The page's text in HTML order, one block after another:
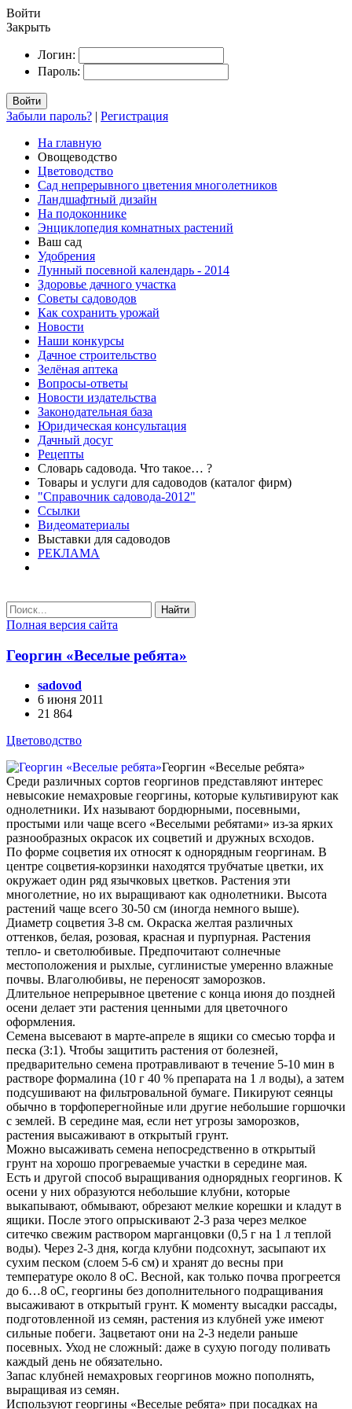
Войти
Закрыть
Логин:
Пароль:
Войти
Забыли пароль? | Регистрация
На главную
Овощеводство
Цветоводство
Сад непрерывного цветения многолетников
Ландшафтный дизайн
На подоконнике
Энциклопедия комнатных растений
Ваш сад
Удобрения
Лунный посевной календарь - 2014
Здоровье дачного участка
Советы садоводов
Как сохранить урожай
Новости
Наши конкурсы
Дачное строительство
Зелёная аптека
Вопросы-ответы
Новости издательства
Законодательная база
Юридическая консультация
Дачный досуг
Рецепты
Словарь садовода. Что такое… ?
Товары и услуги для садоводов (каталог фирм)
"Справочник садовода-2012"
Ссылки
Видеоматериалы
Выставки для садоводов
РЕКЛАМА
Найти
Полная версия сайта
Георгин «Веселые ребята»
sadovod
6 июня 2011
21 864
Цветоводство
Георгин «Веселые ребята»
Среди различных сортов георгинов представляют интерес
невысокие немахровые георгины, которые культивируют как
однолетники. Их называют бордюрными, посевными,
простыми или чаще всего «Веселыми ребятами» из-за ярких
разнообразных окрасок их соцветий и дружных всходов.
По форме соцветия их относят к однорядным георгинам. В
центре соцветия-корзинки находятся трубчатые цветки, их
окружает один ряд язычковых цветков. Растения эти
многолетние, но их выращивают как однолетники. Высота
растений чаще всего 30-50 см (иногда немного выше).
Диаметр соцветия 3-8 см. Окраска желтая различных
оттенков, белая, розовая, красная и пурпурная. Растения
тепло- и светолюбивые. Предпочитают солнечные
местоположения и рыхлые, суглинистые умеренно влажные
почвы. Влаголюбивы, не переносят заморозков.
Длительное непрерывное цветение с конца июня до поздней
осени делает эти растения ценными для цветочного
оформления.
Семена высевают в марте-апреле в ящики со смесью торфа и
песка (3:1). Чтобы защитить растения от болезней,
предварительно семена протравливают в течение 5-10 мин в
растворе формалина (10 г 40 % препарата на 1 л воды), а затем
подсушивают на фильтровальной бумаге. Пикируют сеянцы
обычно в торфоперегнойные или другие небольшие горшочки
с землей. В середине мая, если нет угрозы заморозков,
растения высаживают в открытый грунт.
Можно высаживать семена непосредственно в открытый
грунт на хорошо прогреваемые участки в середине мая.
Есть и другой способ выращивания однорядных георгинов. К
осени у них образуются небольшие клубни, которые
выкапывают, обмывают, обрезают мелкие корешки и кладут в
ящики. После этого опрыскивают 2-3 раза через мелкое
ситечко свежим раствором марганцовки (0,5 г на 1 л теплой
воды). Через 2-3 дня, когда клубни подсохнут, засыпают их
сухим песком (слоем 5-6 см) и хранят до весны при
температуре около 8 оС. Весной, как только почва прогреется
до 6…8 оС, георгины без дополнительного подращивания
высаживают в открытый грунт. К моменту высадки рассады,
подготовленной из семян, растения из клубней уже имеют
сильные побеги. Зацветают они на 2-3 недели раньше
посевных. Уход не сложный: даже в сухую погоду поливать
каждый день не обязательно.
Запас клубней немахровых георгинов можно пополнять,
выращивая из семян.
Используют георгины «Веселые ребята» при посадках на